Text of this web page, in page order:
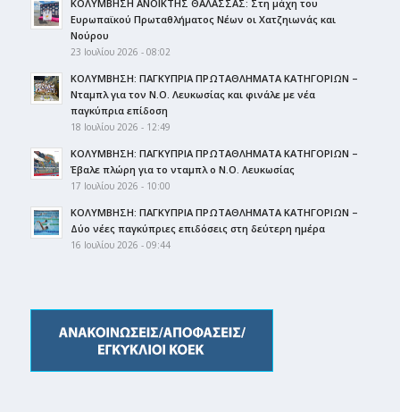
ΚΟΛΥΜΒΗΣΗ ΑΝΟΙΚΤΗΣ ΘΑΛΑΣΣΑΣ: Στη μάχη του
Ευρωπαϊκού Πρωταθλήματος Νέων οι Χατζηιωνάς και
Νούρου
23 Ιουλίου 2026 - 08:02
ΚΟΛΥΜΒΗΣΗ: ΠΑΓΚΥΠΡΙΑ ΠΡΩΤΑΘΛΗΜΑΤΑ ΚΑΤΗΓΟΡΙΩΝ –
Νταμπλ για τον Ν.Ο. Λευκωσίας και φινάλε με νέα
παγκύπρια επίδοση
18 Ιουλίου 2026 - 12:49
ΚΟΛΥΜΒΗΣΗ: ΠΑΓΚΥΠΡΙΑ ΠΡΩΤΑΘΛΗΜΑΤΑ ΚΑΤΗΓΟΡΙΩΝ –
Έβαλε πλώρη για το νταμπλ ο Ν.Ο. Λευκωσίας
17 Ιουλίου 2026 - 10:00
ΚΟΛΥΜΒΗΣΗ: ΠΑΓΚΥΠΡΙΑ ΠΡΩΤΑΘΛΗΜΑΤΑ ΚΑΤΗΓΟΡΙΩΝ –
Δύο νέες παγκύπριες επιδόσεις στη δεύτερη ημέρα
16 Ιουλίου 2026 - 09:44